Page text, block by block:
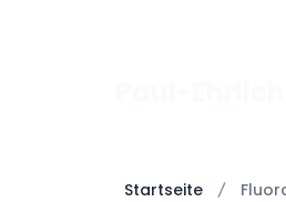
Startseite